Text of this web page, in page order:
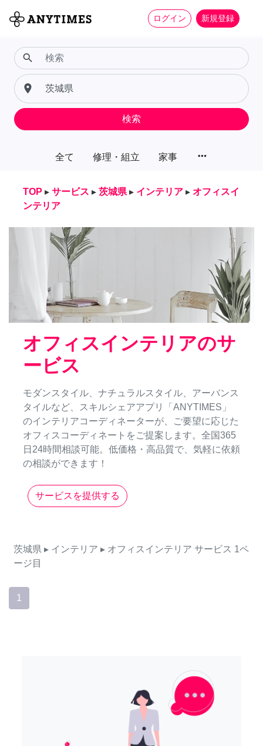
ログイン 新規登録
全て 修理・組立 家事 more_horiz
search
place
検索
TOP ▸ サービス ▸ 茨城県 ▸ インテリア ▸ オフィスイ
ンテリア
オフィスインテリアのサ
ービス
モダンスタイル、ナチュラルスタイル、アーバンス
タイルなど、スキルシェアアプリ「ANYTIMES」
のインテリアコーディネーターが、ご要望に応じた
オフィスコーディネートをご提案します。全国365
日24時間相談可能。低価格・高品質で、気軽に依頼
の相談ができます！
サービスを提供する
茨城県 ▸ インテリア ▸ オフィスインテリア サービス 1ペ
ージ目
1